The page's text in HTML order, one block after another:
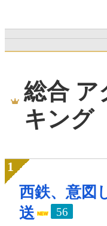
総合 ア
キング
西鉄、意図
送
56